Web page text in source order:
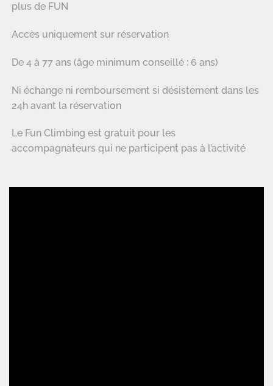
plus de FUN
Accès uniquement sur réservation
De 4 à 77 ans (âge minimum conseillé : 6 ans)
Ni échange ni remboursement si désistement dans les
24h avant la réservation
Le Fun Climbing est gratuit pour les
accompagnateurs qui ne participent pas à l’activité